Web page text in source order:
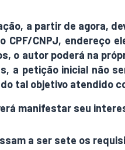
a partir de agora,
CPF/CNPJ, endereço
o autor poderá na
a petição inicial não
tal objetivo atendido
manifestar seu
a ser sete os